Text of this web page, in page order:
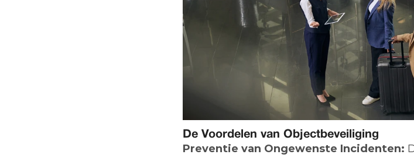
De Voordelen van Objectbeveiliging
Preventie van Ongewenste Incidenten: